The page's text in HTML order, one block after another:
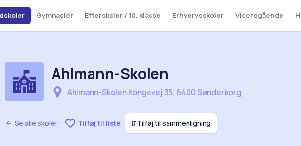
Gymnasier Efterskoler / 10. klasse Erhvervsskoler Videregående
Se alle skoler Tilføj til liste ⇵Tilføj til sammenligning
Ahlmann-Skolen
Ahlmann-Skolen Kongevej 35, 6400 Sønderborg